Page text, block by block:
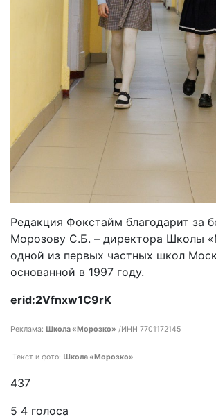
Редакция Фокстайм благодарит за
Морозову С.Б. – директора Школы
одной из первых частных школ
основанной в 1997 году.
erid:2Vfnxw1C9rK
Реклама: Школа «Морозко» /ИНН 7701172145
Текст и фото: Школа «Морозко»
437
5 4 голоса